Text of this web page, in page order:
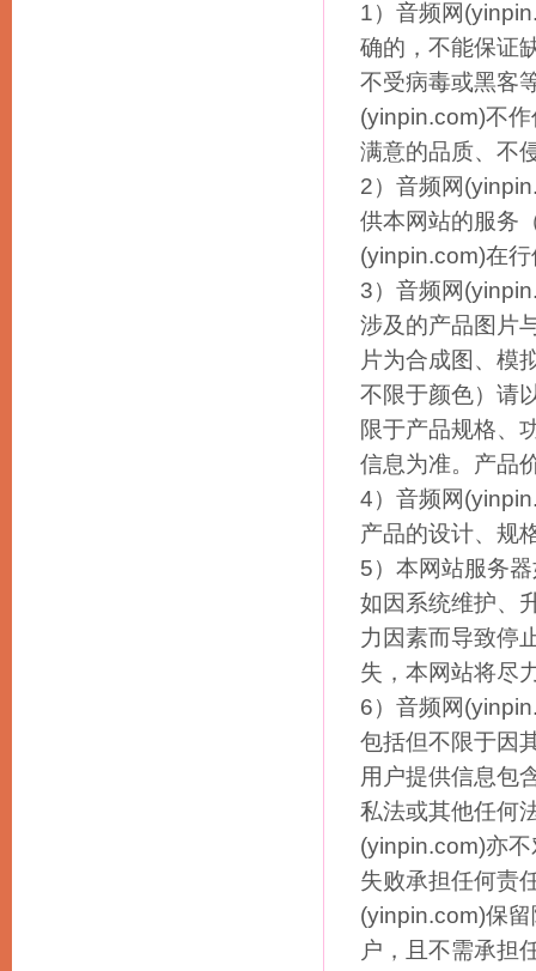
1）音频网
确的，不能保证
不受病毒或黑客
(yinpin.com)不
满意的品质、不
2）音频网
供本网站的服务
(yinpin.com)在
3）音频网
涉及的产品图片
片为合成图、模
不限于颜色）请
限于产品规格、
信息为准。产品
4）音频网
产品的设计、规
5）本网站服务
如因系统维护、
力因素而导致停
失，本网站将尽
6）音频网
包括但不限于因
用户提供信息包
私法或其他任何
(yinpin.com)亦
失败承担任何责
(yinpin.com)保
户，且不需承担